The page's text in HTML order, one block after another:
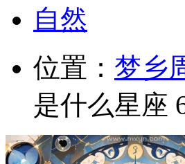
自然
位置： 梦乡
是什么星座